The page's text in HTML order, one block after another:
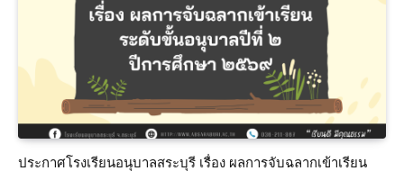
ประกาศโรงเรียนอนุบาลสระบุรี เรื่อง ผลการจับฉลากเข้าเรียน